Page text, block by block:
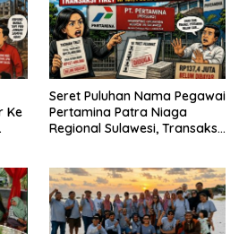
Ke
Seret Puluhan Nama Pegawai
Pertamina Patra Niaga
Regional Sulawesi, Transaksi